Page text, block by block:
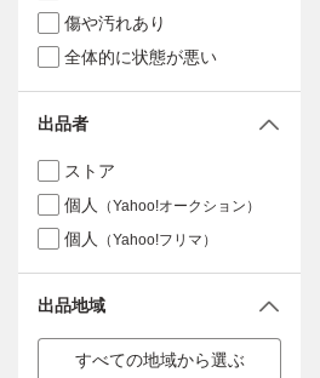
傷や汚れあり
全体的に状態が悪い
出品者
ストア
個人
（Yahoo!オークション）
個人 （Yahoo!フリマ）
出品地域
すべての地域から選ぶ